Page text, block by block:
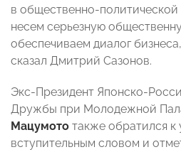
в общественно-
несем серьезную
обеспечиваем диалог
сказал Дмитрий Сазонов.
Экс-Президент Японско-
Дружбы при Молодежной
Мацумото также обратился
вступительным словом и